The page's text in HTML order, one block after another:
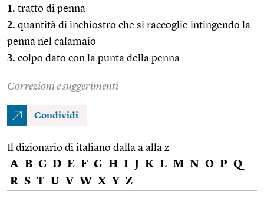
1. tratto di penna
2. quantità di inchiostro che si raccoglie intingendo la
penna nel calamaio
3. colpo dato con la punta della penna
Correzioni e suggerimenti
Condividi
Il dizionario di italiano dalla a alla z
A B C D E F G H I J K L M N O P Q
R S T U V W X Y Z